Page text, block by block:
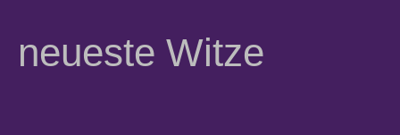
neueste Witze